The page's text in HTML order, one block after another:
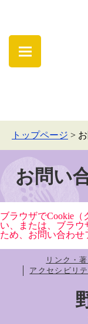
トップページ >
お問い
ブラウザでCookie
い、または、ブラウ
ため、お問い合わせ
リンク・
アクセシビリテ